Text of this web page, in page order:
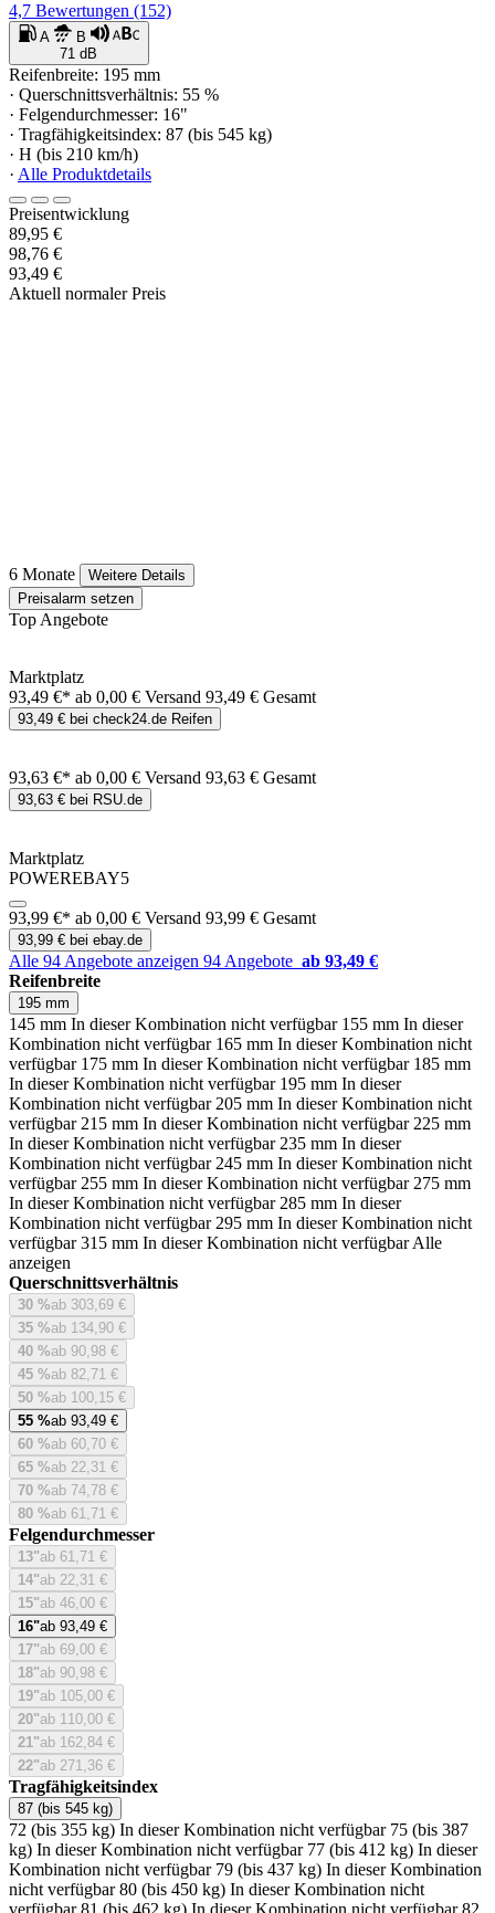
4,7 Bewertungen (152)
A
B
71 dB
Reifenbreite: 195 mm
· Querschnittsverhältnis: 55 %
· Felgendurchmesser: 16"
· Tragfähigkeitsindex: 87 (bis 545 kg)
· H (bis 210 km/h)
· Alle Produktdetails
Preisentwicklung
89,95 €
98,76 €
93,49 €
Aktuell normaler Preis
6 Monate
Weitere Details
Preisalarm setzen
Top Angebote
Marktplatz
93,49 €* ab 0,00 € Versand 93,49 € Gesamt
93,49 € bei check24.de Reifen
93,63 €* ab 0,00 € Versand 93,63 € Gesamt
93,63 € bei RSU.de
Marktplatz
POWEREBAY5
93,99 €* ab 0,00 € Versand 93,99 € Gesamt
93,99 € bei ebay.de
Alle 94 Angebote anzeigen 94 Angebote ab 93,49 €
Reifenbreite
195 mm
145 mm In dieser Kombination nicht verfügbar 155 mm In dieser
Kombination nicht verfügbar 165 mm In dieser Kombination nicht
verfügbar 175 mm In dieser Kombination nicht verfügbar 185 mm
In dieser Kombination nicht verfügbar 195 mm In dieser
Kombination nicht verfügbar 205 mm In dieser Kombination nicht
verfügbar 215 mm In dieser Kombination nicht verfügbar 225 mm
In dieser Kombination nicht verfügbar 235 mm In dieser
Kombination nicht verfügbar 245 mm In dieser Kombination nicht
verfügbar 255 mm In dieser Kombination nicht verfügbar 275 mm
In dieser Kombination nicht verfügbar 285 mm In dieser
Kombination nicht verfügbar 295 mm In dieser Kombination nicht
verfügbar 315 mm In dieser Kombination nicht verfügbar Alle
anzeigen
Querschnittsverhältnis
30 %ab 303,69 €
35 %ab 134,90 €
40 %ab 90,98 €
45 %ab 82,71 €
50 %ab 100,15 €
55 %ab 93,49 €
60 %ab 60,70 €
65 %ab 22,31 €
70 %ab 74,78 €
80 %ab 61,71 €
Felgendurchmesser
13"ab 61,71 €
14"ab 22,31 €
15"ab 46,00 €
16"ab 93,49 €
17"ab 69,00 €
18"ab 90,98 €
19"ab 105,00 €
20"ab 110,00 €
21"ab 162,84 €
22"ab 271,36 €
Tragfähigkeitsindex
87 (bis 545 kg)
72 (bis 355 kg) In dieser Kombination nicht verfügbar 75 (bis 387
kg) In dieser Kombination nicht verfügbar 77 (bis 412 kg) In dieser
Kombination nicht verfügbar 79 (bis 437 kg) In dieser Kombination
nicht verfügbar 80 (bis 450 kg) In dieser Kombination nicht